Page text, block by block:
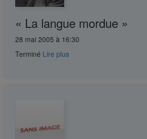
« La langue mordue »
28 mai 2005 à 16:30
Terminé Lire plus